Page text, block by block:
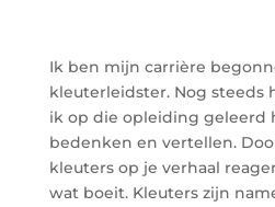
Ik ben mijn carrière
kleuterleidster. Nog steeds
ik op die opleiding geleerd
bedenken en vertellen.
kleuters op je verhaal
wat boeit. Kleuters zijn